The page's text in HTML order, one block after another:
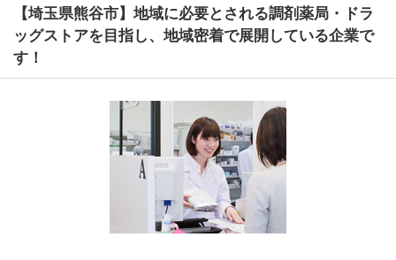
【埼玉県熊谷市】地域に必要とされる調剤薬局・ドラ
ッグストアを目指し、地域密着で展開している企業で
す！